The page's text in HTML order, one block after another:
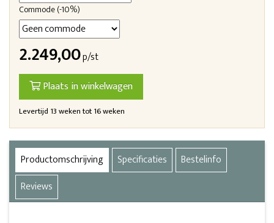
Commode (-10%)
2.249,00p/st
Plaats in winkelwagen
Levertijd 13 weken tot 16 weken
Productomschrijving Specificaties
Bestelinfo
Reviews